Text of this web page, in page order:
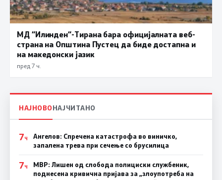
МД “Илинден“-Тирана бара официјалната веб-
страна на Општина Пустец да биде достапна и
на македонски јазик
пред 7 ч.
НАЈНОВОНАЈЧИТАНО
7Ч
Ангелов: Спречена катастрофа во виничко,
запалена трева при сечење со брусилица
7Ч
МВР: Лишен од слобода полициски службеник,
поднесена кривична пријава за „злоупотреба на